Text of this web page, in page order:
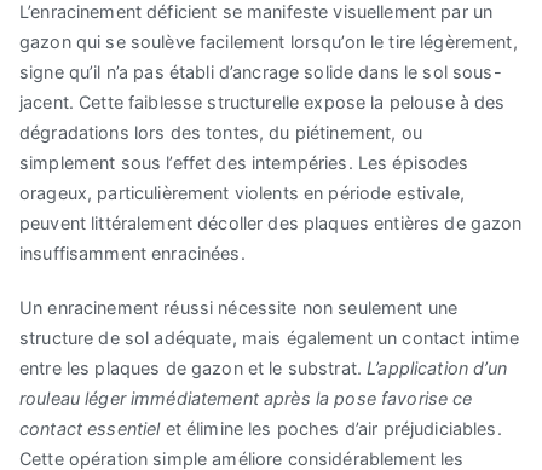
L’enracinement déficient se manifeste visuellement par un
gazon qui se soulève facilement lorsqu’on le tire légèrement,
signe qu’il n’a pas établi d’ancrage solide dans le sol sous-
jacent. Cette faiblesse structurelle expose la pelouse à des
dégradations lors des tontes, du piétinement, ou
simplement sous l’effet des intempéries. Les épisodes
orageux, particulièrement violents en période estivale,
peuvent littéralement décoller des plaques entières de gazon
insuffisamment enracinées.
Un enracinement réussi nécessite non seulement une
structure de sol adéquate, mais également un contact intime
entre les plaques de gazon et le substrat.L’application d’un
rouleau léger immédiatement après la pose favorise ce
contact essentiel et élimine les poches d’air préjudiciables.
Cette opération simple améliore considérablement les